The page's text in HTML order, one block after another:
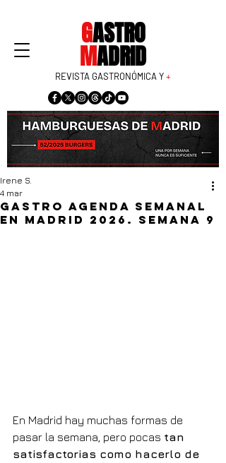
GASTRO
MADRID
REVISTA GASTRONÓMICA Y+
Gastro agenda semanal
en Madrid 2026. Semana 9
Irene S.
4 mar
En Madrid hay muchas formas de
pasar la semana, pero pocas tan
satisfactorias como hacerlo de